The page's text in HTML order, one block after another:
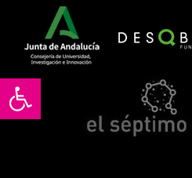
Abrir barra de herramientas